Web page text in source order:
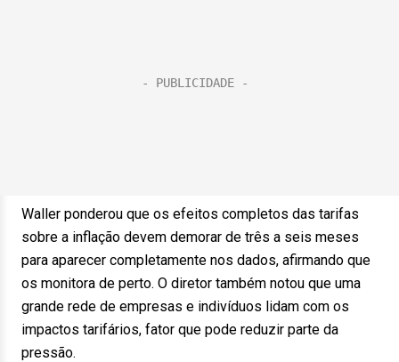
Waller ponderou que os efeitos completos das tarifas
sobre a inflação devem demorar de três a seis meses
para aparecer completamente nos dados, afirmando que
os monitora de perto. O diretor também notou que uma
grande rede de empresas e indivíduos lidam com os
impactos tarifários, fator que pode reduzir parte da
pressão.